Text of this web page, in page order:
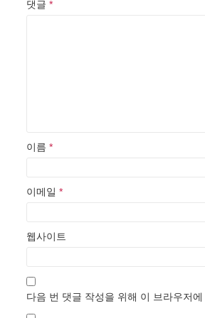
댓글 *
이름 *
이메일 *
웹사이트
다음 번 댓글 작성을 위해 이 브라우저